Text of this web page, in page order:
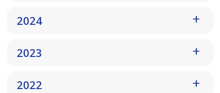
2024
2023
2022